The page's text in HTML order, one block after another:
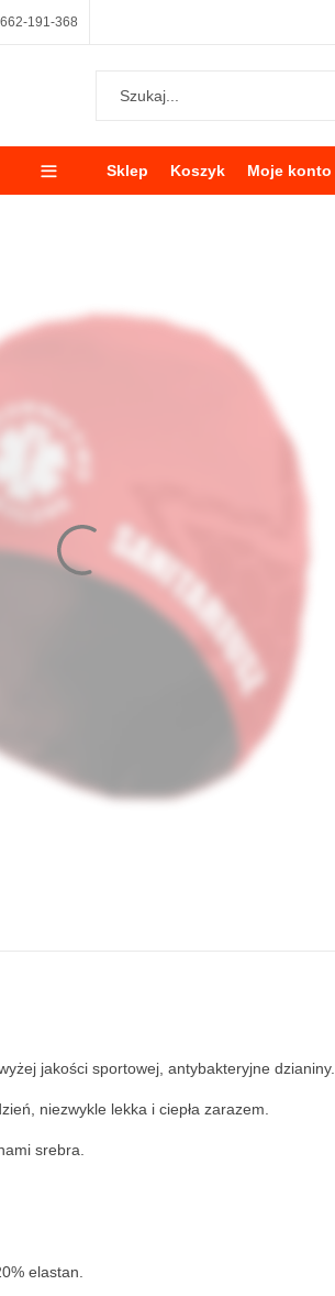
191-368
Sklep Koszyk Moje konto
jakości sportowej, antybakteryjne dzianiny.
niezwykle lekka i ciepła zarazem.
srebra.
elastan.